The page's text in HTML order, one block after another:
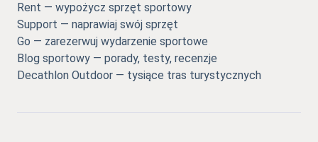
Rent — wypożycz sprzęt sportowy
Support — naprawiaj swój sprzęt
Go — zarezerwuj wydarzenie sportowe
Blog sportowy — porady, testy, recenzje
Decathlon Outdoor — tysiące tras turystycznych